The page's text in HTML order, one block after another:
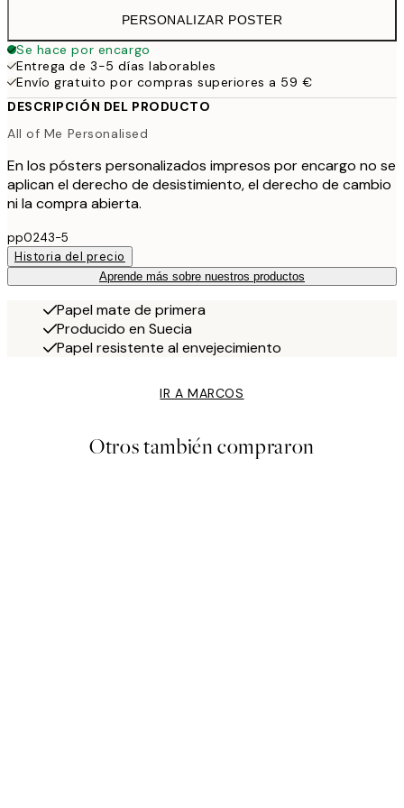
PERSONALIZAR POSTER
Se hace por encargo
Entrega de 3-5 días laborables
Envío gratuito por compras superiores a 59 €
DESCRIPCIÓN DEL PRODUCTO
All of Me Personalised
En los pósters personalizados impresos por encargo no se
aplican el derecho de desistimiento, el derecho de cambio
ni la compra abierta.
pp0243-5
Historia del precio
Aprende más sobre nuestros productos
Papel mate de primera
Producido en Suecia
Papel resistente al envejecimiento
IR A MARCOS
Otros también compraron